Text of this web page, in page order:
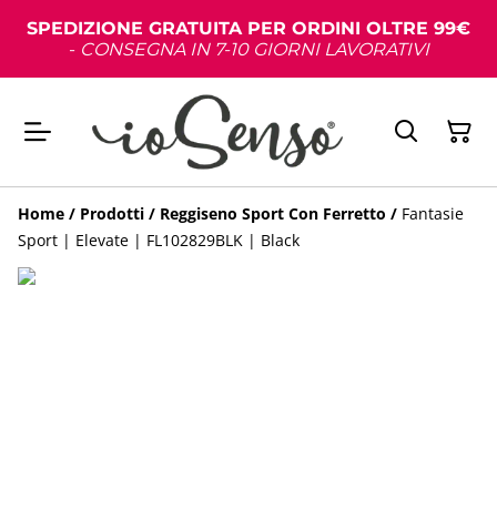
SPEDIZIONE GRATUITA PER ORDINI OLTRE 99€
- CONSEGNA IN 7-10 GIORNI LAVORATIVI
Home / Prodotti / Reggiseno Sport Con Ferretto / Fantasie
Sport | Elevate | FL102829BLK | Black